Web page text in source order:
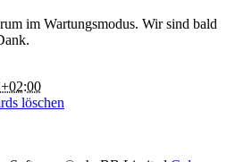
im Wartungsmodus. Wir sind bald
löschen